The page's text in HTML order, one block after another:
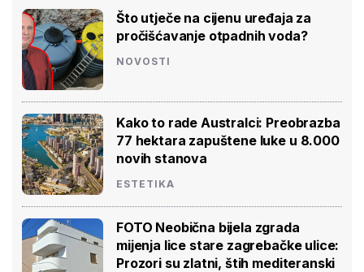
Što utječe na cijenu uređaja za
pročišćavanje otpadnih voda?
NOVOSTI
Kako to rade Australci: Preobrazba
77 hektara zapuštene luke u 8.000
novih stanova
ESTETIKA
FOTO Neobična bijela zgrada
mijenja lice stare zagrebačke ulice:
Prozori su zlatni, štih mediteranski